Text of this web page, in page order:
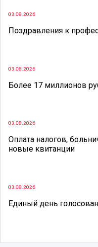
03.08.2026
Поздравления к
03.08.2026
Более 17 миллионов
03.08.2026
Оплата налогов,
новые квитанции
03.08.2026
Единый день